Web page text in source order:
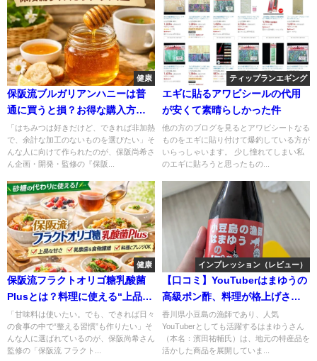
健康
保阪流ブルガリアンハニーは普
通に買うと損？お得な購入方法
をチェック
「はちみつは好きだけど、できれば非加熱
で、余計な加工のないものを選びたい」そ
んな人に向けて作られたのが、保阪尚希さ
ん企画・開発・監修の『保阪...
ティップランエギング
エギに貼るアワビシールの代用
が安くて素晴らしかった件
他の方のブログを見るとアワビシートなる
ものをエギに貼り付けて爆釣している方が
いらっしゃいます。 少し憧れてしまい私
のエギに貼ろうと思ったもの...
健康
保阪流フラクトオリゴ糖乳酸菌
Plusとは？料理に使える“上品な
甘さ”で毎日続けやすいオリゴ糖
「甘味料は使いたい。でも、できれば日々
の食事の中で“整える習慣”も作りたい」そ
んな人に選ばれているのが、保阪尚希さん
監修の「保阪流 フラクト...
インプレッション（レビュー）
【口コミ】YouTuberはまゆうの
高級ポン酢、料理が格上げされ
ると話題に
​香川県小豆島の漁師であり、人気
YouTuberとしても活躍するはまゆうさん
（本名：濱田祐輔氏）は、地元の特産品を
活かした商品を展開していま...